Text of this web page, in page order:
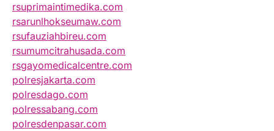
rsuprimaintimedika.com
rsarunlhokseumaw.com
rsufauziahbireu.com
rsumumcitrahusada.com
rsgayomedicalcentre.com
polresjakarta.com
polresdago.com
polressabang.com
polresdenpasar.com